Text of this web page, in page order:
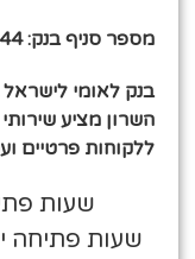
מספר סניף בנק: 244
בנק לאומי
השרון מציע
ללקוחות פרטיים
שעות פתיחה